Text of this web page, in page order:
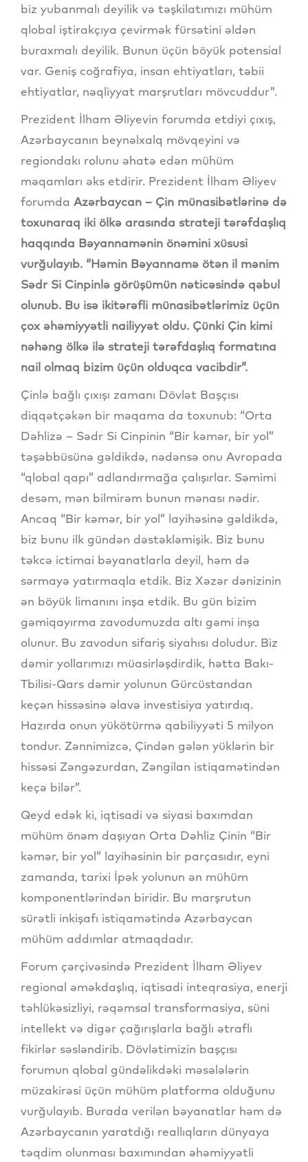
biz yubanmalı deyilik və təşkilatımızı mühüm
qlobal iştirakçıya çevirmək fürsətini əldən
buraxmalı deyilik. Bunun üçün böyük potensial
var. Geniş coğrafiya, insan ehtiyatları, təbii
ehtiyatlar, nəqliyyat marşrutları mövcuddur".
Prezident İlham Əliyevin forumda etdiyi çıxış,
Azərbaycanın beynəlxalq mövqeyini və
regiondakı rolunu əhatə edən mühüm
məqamları əks etdirir. Prezident İlham Əliyev
forumda Azərbaycan – Çin münasibətlərinə də
toxunaraq iki ölkə arasında strateji tərəfdaşlıq
haqqında Bəyannamənin önəmini xüsusi
vurğulayıb. “Həmin Bəyannamə ötən il mənim
Sədr Si Cinpinlə görüşümün nəticəsində qəbul
olunub. Bu isə ikitərəfli münasibətlərimiz üçün
çox əhəmiyyətli nailiyyət oldu. Çünki Çin kimi
nəhəng ölkə ilə strateji tərəfdaşlıq formatına
nail olmaq bizim üçün olduqca vacibdir”.
Çinlə bağlı çıxışı zamanı Dövlət Başçısı
diqqətçəkən bir məqama da toxunub: “Orta
Dəhlizə – Sədr Si Cinpinin “Bir kəmər, bir yol”
təşəbbüsünə gəldikdə, nədənsə onu Avropada
“qlobal qapı” adlandırmağa çalışırlar. Səmimi
desəm, mən bilmirəm bunun mənası nədir.
Ancaq “Bir kəmər, bir yol” layihəsinə gəldikdə,
biz bunu ilk gündən dəstəkləmişik. Biz bunu
təkcə ictimai bəyanatlarla deyil, həm də
sərmayə yatırmaqla etdik. Biz Xəzər dənizinin
ən böyük limanını inşa etdik. Bu gün bizim
gəmiqayırma zavodumuzda altı gəmi inşa
olunur. Bu zavodun sifariş siyahısı doludur. Biz
dəmir yollarımızı müasirləşdirdik, hətta Bakı-
Tbilisi-Qars dəmir yolunun Gürcüstandan
keçən hissəsinə əlavə investisiya yatırdıq.
Hazırda onun yükötürmə qabiliyyəti 5 milyon
tondur. Zənnimizcə, Çindən gələn yüklərin bir
hissəsi Zəngəzurdan, Zəngilan istiqamətindən
keçə bilər”.
Qeyd edək ki, iqtisadi və siyasi baxımdan
mühüm önəm daşıyan Orta Dəhliz Çinin “Bir
kəmər, bir yol” layihəsinin bir parçasıdır, eyni
zamanda, tarixi İpək yolunun ən mühüm
komponentlərindən biridir. Bu marşrutun
sürətli inkişafı istiqamətində Azərbaycan
mühüm addımlar atmaqdadır.
Forum çərçivəsində Prezident İlham Əliyev
regional əməkdaşlıq, iqtisadi inteqrasiya, enerji
təhlükəsizliyi, rəqəmsal transformasiya, süni
intellekt və digər çağırışlarla bağlı ətraflı
fikirlər səsləndirib. Dövlətimizin başçısı
forumun qlobal gündəlikdəki məsələlərin
müzakirəsi üçün mühüm platforma olduğunu
vurğulayıb. Burada verilən bəyanatlar həm də
Azərbaycanın yaratdığı reallıqların dünyaya
təqdim olunması baxımından əhəmiyyətli